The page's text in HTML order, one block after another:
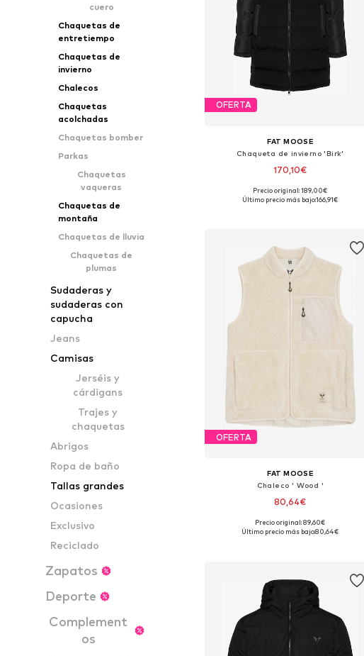
cuero
Chaquetas de
entretiempo
Chaquetas de
invierno
Chalecos
Chaquetas
acolchadas
Chaquetas bomber
Parkas
Chaquetas
vaqueras
Chaquetas de
montaña
Chaquetas de lluvia
Chaquetas de
plumas
Sudaderas y
sudaderas con
capucha
Jeans
Camisas
Jerséis y
cárdigans
Trajes y
chaquetas
Abrigos
Ropa de baño
Tallas grandes
Ocasiones
Exclusivo
Reciclado
Zapatos
Deporte
Complement
os
OFERTA
FAT MOOSE
Chaqueta de invierno 'Birk'
170,10€
Tallas disponibles: S, M, L, XL, XXL, XXXL
Precio original: 189,00€
Último precio más bajo:166,91€
OFERTA
FAT MOOSE
Chaleco ' Wood '
80,64€
Tallas disponibles: S, M, L, XL, XXL, XXXL
Precio original: 89,60€
Último precio más bajo:80,64€